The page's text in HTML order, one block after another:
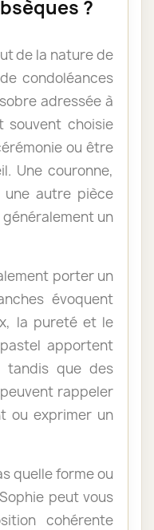
?
de la nature de
condoléances
adressée à
souvent choisie
ou être
Une couronne,
autre pièce
un
porter un
évoquent
la pureté et le
apportent
tandis que des
rappeler
ou exprimer un
quelle forme ou
peut vous
cohérente